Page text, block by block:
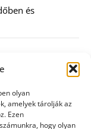
olyan
amelyek tárolják az
Ezen
hogy olyan
és